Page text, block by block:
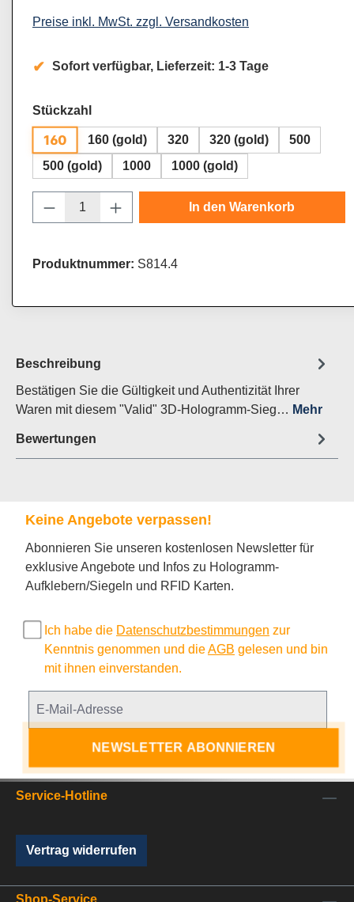
Preise inkl. MwSt. zzgl. Versandkosten
Sofort verfügbar, Lieferzeit: 1-3 Tage
Stückzahl auswählen
160 160 (gold) 320 320 (gold)
500
500 (gold)
1000 1000 (gold)
Produkt Anzahl: Gib den gewünschten
In den Warenkorb
Produktnummer: S814.4
Beschreibung
Bestätigen Sie die Gültigkeit und Authentizität Ihrer
Waren mit diesem "Valid" 3D-Hologramm-Sieg… Mehr
Bewertungen
Keine Angebote verpassen!
Abonnieren Sie unseren kostenlosen Newsletter für
exklusive Angebote und Infos zu Hologramm-
Aufklebern/Siegeln und RFID Karten.
Ich habe die Datenschutzbestimmungen zur
Kenntnis genommen und dieAGB gelesen und bin
mit ihnen einverstanden.
NEWSLETTER ABONNIEREN
Service-Hotline
Vertrag widerrufen
Shop-Service